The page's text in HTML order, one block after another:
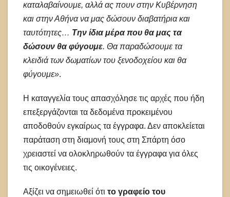
καταλαβαίνουμε, αλλά ας πουν στην Κυβέρνηση
και στην Αθήνα να μας δώσουν διαβατήρια και
ταυτότητες… Την ίδια μέρα που θα μας τα
δώσουν θα φύγουμε. Θα παραδώσουμε τα
κλειδιά των δωματίων του ξενοδοχείου και θα
φύγουμε».
Η καταγγελία τους απασχόλησε τις αρχές που ήδη
επεξεργάζονται τα δεδομένα προκειμένου
αποδοθούν εγκαίρως τα έγγραφα. Δεν αποκλείεται
παράταση στη διαμονή τους στη Σπάρτη όσο
χρειαστεί να ολοκληρωθούν τα έγγραφα για όλες
τις οικογένειες.
Αξίζει να σημειωθεί ότι το γραφείο του